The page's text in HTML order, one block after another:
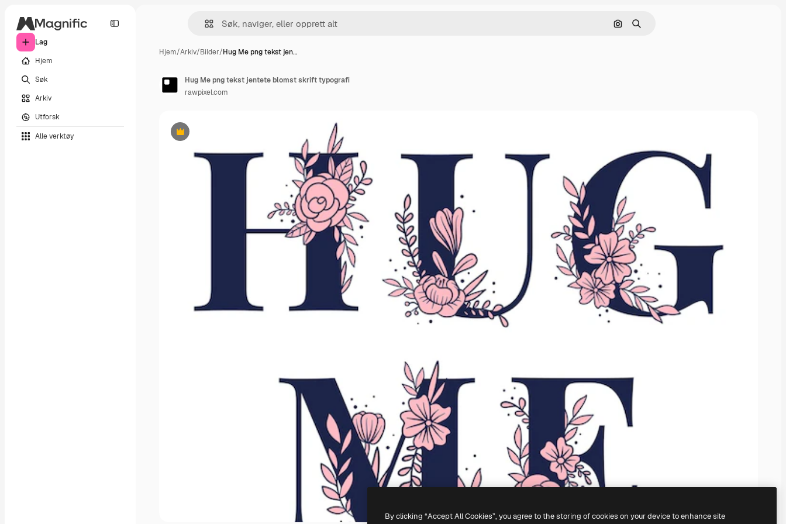
Lag
Hjem
Søk
Arkiv
Utforsk
Alle verktøy
Søk etter bilde
Søk
Hjem/Arkiv/Bilder/Hug Me png tekst jen…
Premium
Hug Me png tekst jentete blomst skrift typografi
rawpixel.com
By clicking “Accept All Cookies”, you agree to the storing of cookies on your device to enhance site